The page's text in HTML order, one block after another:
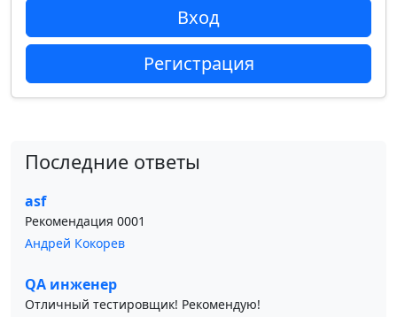
Вход
Регистрация
Последние ответы
asf
Рекомендация 0001
Андрей Кокорев
QA инженер
Отличный тестировщик! Рекомендую!